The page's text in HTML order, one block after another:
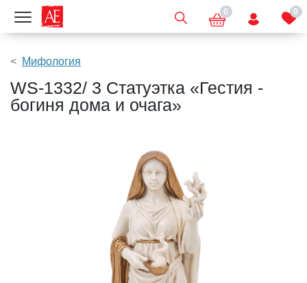
Показать меню 0 0
Мифология
WS-1332/ 3 Статуэтка «Гестия -
богиня дома и очага»